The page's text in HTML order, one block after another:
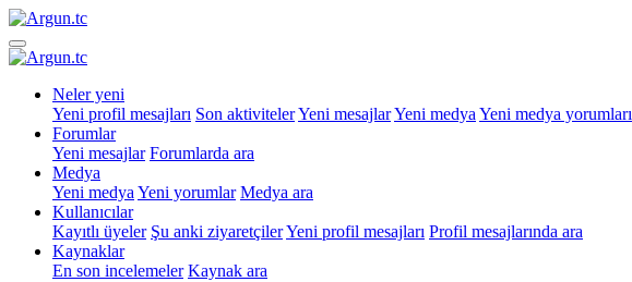
Neler yeni
Yeni profil mesajları Son aktivitelerYeni mesajlarYeni medya Yeni medya yorumları
Forumlar
Yeni mesajlar Forumlarda ara
Medya
Yeni medya Yeni yorumlar Medya ara
Kullanıcılar
Kayıtlı üyeler Şu anki ziyaretçilerYeni profil mesajları Profil mesajlarında ara
Kaynaklar
En son incelemeler Kaynak ara